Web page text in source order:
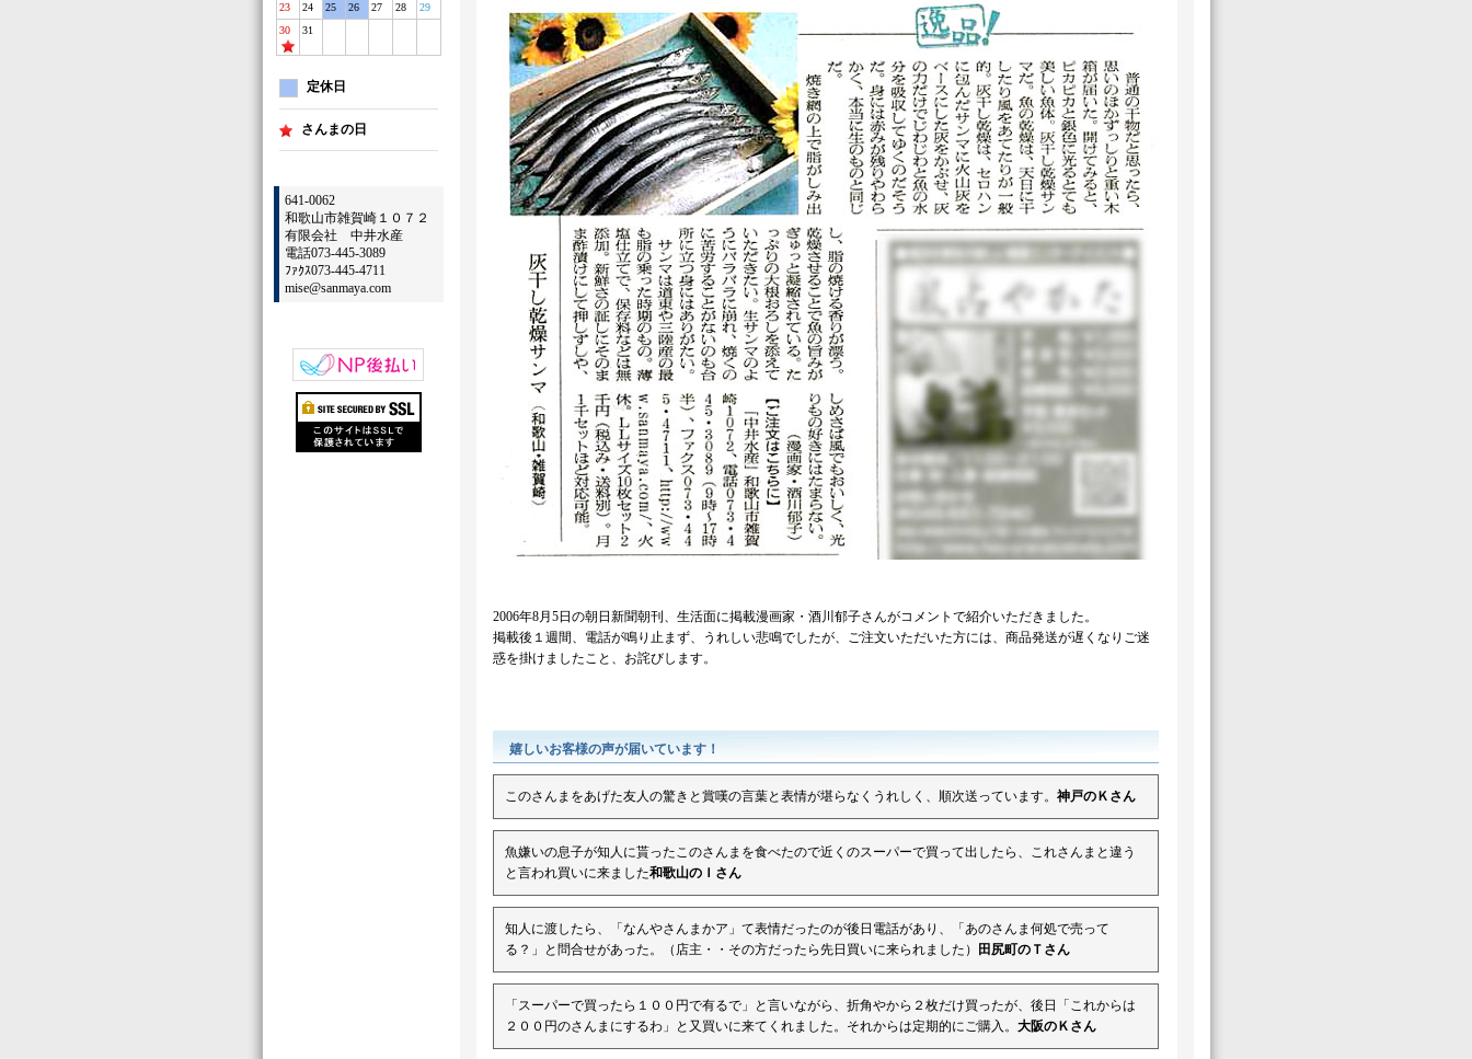
23
24 25 26 27 28
29
30
31
定休日
さんまの日
641-0062
和歌山市雑賀崎１０７２
有限会社 中井水産
電話073-445-3089
ﾌｧｸｽ073-445-4711
mise@sanmaya.com
2006年8月5日の朝日新聞朝刊、生活面に掲載漫画家・酒川郁子さんがコメントで紹介いただきました。
掲載後１週間、電話が鳴り止まず、うれしい悲鳴でしたが、ご注文いただいた方には、商品発送が遅くなりご迷
惑を掛けましたこと、お詫びします。
嬉しいお客様の声が届いています！
このさんまをあげた友人の驚きと賞嘆の言葉と表情が堪らなくうれしく、順次送っています。 神戸のＫさん
魚嫌いの息子が知人に貰ったこのさんまを食べたので近くのスーパーで買って出したら、これさんまと違う
と言われ買いに来ました和歌山のＩさん
知人に渡したら、「なんやさんまかア」て表情だったのが後日電話があり、「あのさんま何処で売って
る？」と問合せがあった。（店主・・その方だったら先日買いに来られました）
田尻町のＴさん
「スーパーで買ったら１００円で有るで」と言いながら、折角やから２枚だけ買ったが、後日「これからは
２００円のさんまにするわ」と又買いに来てくれました。それからは定期的にご購入。 大阪のＫさん